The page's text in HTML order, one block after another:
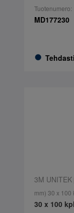
Tuotenumero:
MD177230
3M UNITEK
mm) 30 x 100
30 x 100 kpl